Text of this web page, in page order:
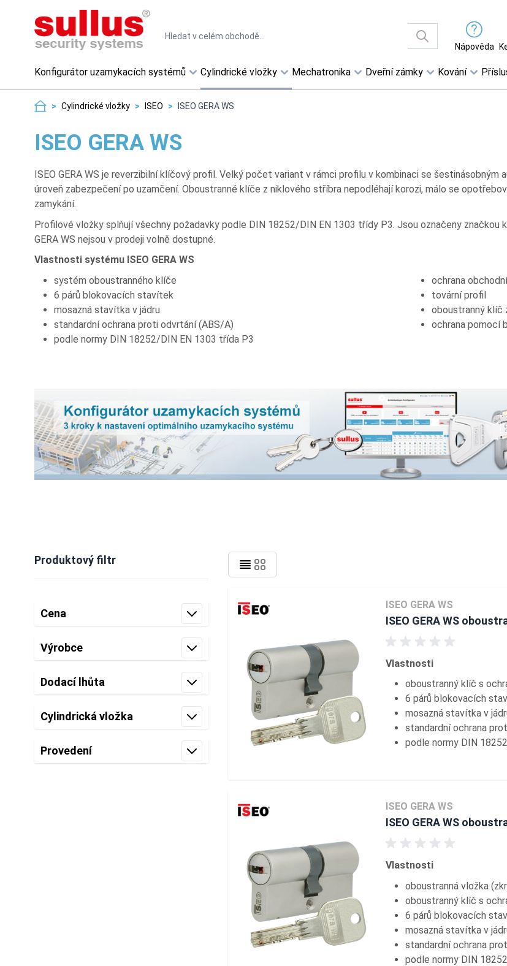
Nápověda
Konfigurátor uzamykacích systémů Cylindrické vložky Mechatronika Dveřní zámky Kování
> Cylindrické vložky > ISEO > ISEO GERA WS
ISEO GERA WS
ISEO GERA WS je reverzibilní klíčový profil. Velký počet variant v rámci profilu v kombinaci se
úroveň zabezpečení po uzamčení. Oboustranné klíče z niklového stříbra nepodléhají korozi, málo se
zamykání.
Profilové vložky splňují všechny požadavky podle DIN 18252/DIN EN 1303 třídy P3. Jsou označeny
GERA WS nejsou v prodeji volně dostupné.
Vlastnosti systému ISEO GERA WS
systém oboustranného klíče
6 párů blokovacích stavítek
mosazná stavítka v jádru
standardní ochrana proti odvrtání (ABS/A)
podle normy DIN 18252/DIN EN 1303 třída P3
ochrana
tovární profil
oboustranný klíč
ochrana pomocí
Produktový filtr
Cena
Výrobce
Dodací lhůta
Cylindrická vložka
Provedení
ISEO GERA WS
ISEO GERA WS
Vlastnosti
oboustranný klíč s
6 párů blokovacích
mosazná stavítka v
standardní ochrana
podle normy DIN
ISEO GERA WS
ISEO GERA WS
Vlastnosti
oboustranná vložka
oboustranný klíč s
6 párů blokovacích
mosazná stavítka v
standardní ochrana
podle normy DIN